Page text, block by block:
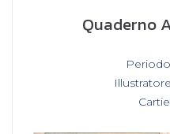
Quaderno